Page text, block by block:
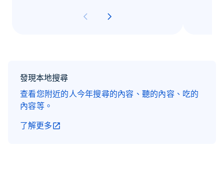
發現本地搜尋
查看您附近的人今年搜尋的內容、聽的內容、吃的
內容等。
了解更多